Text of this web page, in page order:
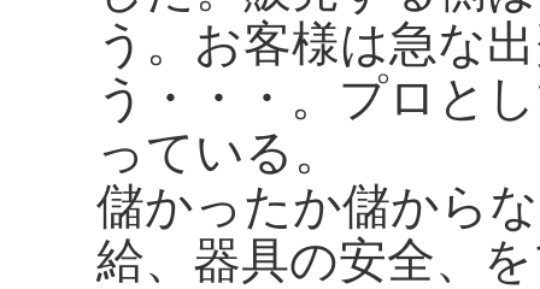
う。お客様は急な
う・・・。プロと
っている。
儲かったか儲から
給、器具の安全、